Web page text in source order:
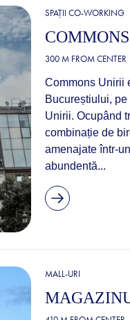
SPAȚII CO-WORKING
300 M FROM CENTER
Commons Unirii
Bucureștiului,
Unirii. Ocupând
combinație de
amenajate într-
abundentă...
MALL-URI